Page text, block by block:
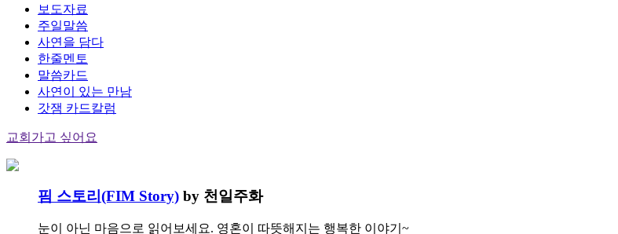
보도자료
주일말씀
사연을 담다
한줄멘토
말씀카드
사연이 있는 만남
갓잼 카드칼럼
교회가고 싶어요
핌 스토리(FIM Story) by 천일주화
눈이 아닌 마음으로 읽어보세요. 영혼이 따뜻해지는 행복한 이야기~